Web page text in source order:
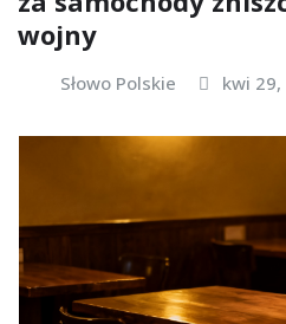
wojny
Słowo Polskie kwi 29,